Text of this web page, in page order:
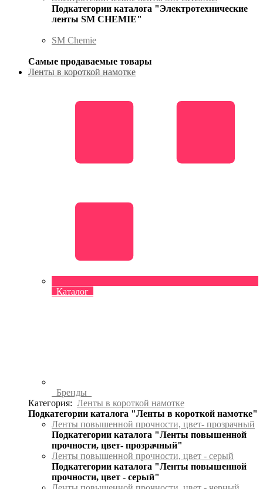
Подкатегории каталога "Электротехнические
ленты SM CHEMIE"
SM Chemie
Самые продаваемые товары
Ленты в короткой намотке
Каталог
Бренды
Категория: Ленты в короткой намотке
Подкатегории каталога "Ленты в короткой намотке"
Ленты повышенной прочности, цвет- прозрачный
Подкатегории каталога "Ленты повышенной
прочности, цвет- прозрачный"
Ленты повышенной прочности, цвет - серый
Подкатегории каталога "Ленты повышенной
прочности, цвет - серый"